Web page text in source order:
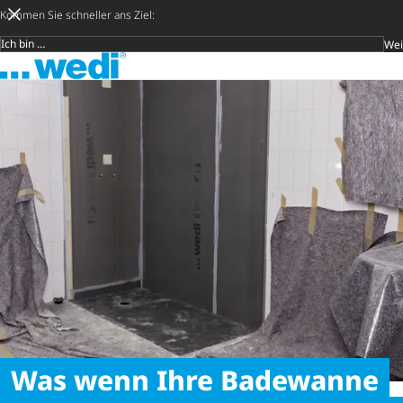
Kommen Sie schneller ans Ziel:
Zielgruppe
Zur Startseite
SpäterSuche
Was wenn Ihre Badewanne